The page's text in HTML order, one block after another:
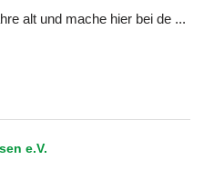
alt und mache hier bei de ...
e.V.